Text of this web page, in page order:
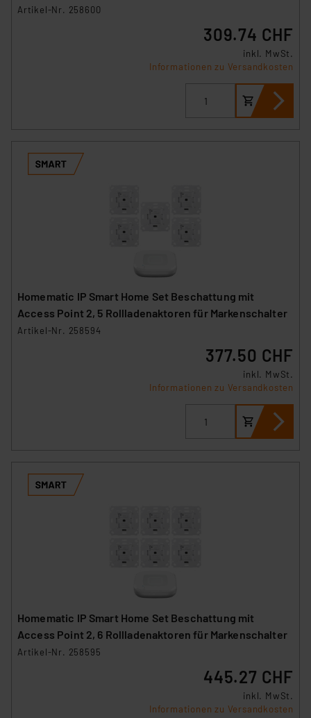
Artikel-Nr. 258600
309.74 CHF
inkl. MwSt.
Informationen zu Versandkosten
Homematic IP Smart Home Set Beschattung mit
Access Point 2, 5 Rollladenaktoren für Markenschalter
Artikel-Nr. 258594
377.50 CHF
inkl. MwSt.
Informationen zu Versandkosten
Homematic IP Smart Home Set Beschattung mit
Access Point 2, 6 Rollladenaktoren für Markenschalter
Artikel-Nr. 258595
445.27 CHF
inkl. MwSt.
Informationen zu Versandkosten